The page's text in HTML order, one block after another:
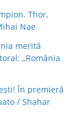
Thor,
Nae
merită
„România
În premieră
/ Shahar